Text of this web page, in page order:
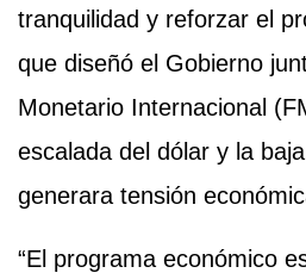
tranquilidad y reforzar el
que diseñó el Gobierno
Monetario Internacional
escalada del dólar y la
generara tensión
“El programa económico